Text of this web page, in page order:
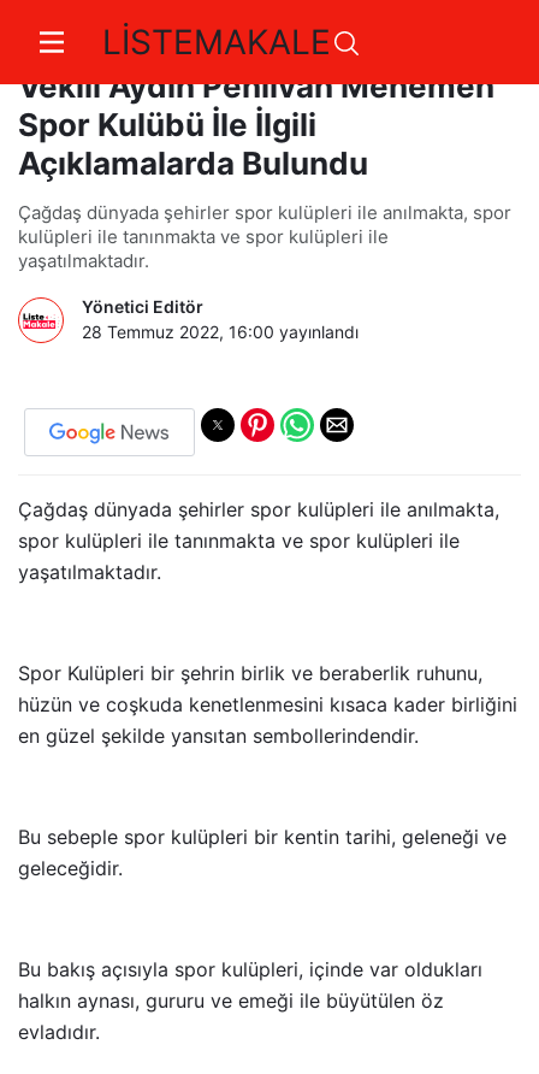
LİSTEMAKALE
Menemen Belediye Başkan
Vekili Aydın Pehlivan Menemen
Spor Kulübü İle İlgili
Açıklamalarda Bulundu
Çağdaş dünyada şehirler spor kulüpleri ile anılmakta, spor
kulüpleri ile tanınmakta ve spor kulüpleri ile
yaşatılmaktadır.
Yönetici Editör
28 Temmuz 2022, 16:00 yayınlandı
Çağdaş dünyada şehirler spor kulüpleri ile anılmakta,
spor kulüpleri ile tanınmakta ve spor kulüpleri ile
yaşatılmaktadır.
Spor Kulüpleri bir şehrin birlik ve beraberlik ruhunu,
hüzün ve coşkuda kenetlenmesini kısaca kader birliğini
en güzel şekilde yansıtan sembollerindendir.
Bu sebeple spor kulüpleri bir kentin tarihi, geleneği ve
geleceğidir.
Bu bakış açısıyla spor kulüpleri, içinde var oldukları
halkın aynası, gururu ve emeği ile büyütülen öz
evladıdır.